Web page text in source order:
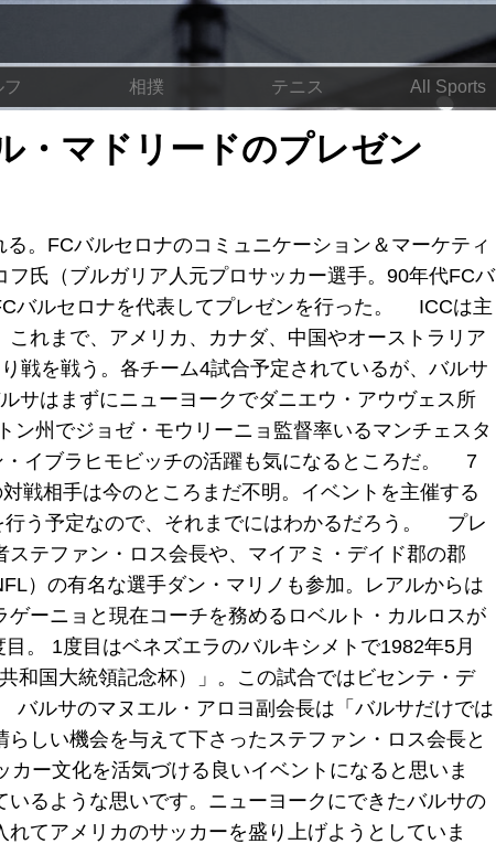
フ 相撲 テニス All Sports
マドリードのプレゼン
。FCバルセロナのコミュニケーション＆マーケティ
氏（ブルガリア人元プロサッカー選手。90年代FCバ
バルセロナを代表してプレゼンを行った。 ICCは主
れまで、アメリカ、カナダ、中国やオーストラリア
戦を戦う。各チーム4試合予定されているが、バルサ
はまずにニューヨークでダニエウ・アウヴェス所
州でジョゼ・モウリーニョ監督率いるマンチェスタ
・イブラヒモビッチの活躍も気になるところだ。 7
戦相手は今のところまだ不明。イベントを主催する
行う予定なので、それまでにはわかるだろう。 プレ
テファン・ロス会長や、マイアミ・デイド郡の郡
）の有名な選手ダン・マリノも参加。レアルからは
ーニョと現在コーチを務めるロベルト・カルロスが
。 1度目はベネズエラのバルキシメトで1982年5月
和国大統領記念杯）」。この試合ではビセンテ・デ
ルサのマヌエル・アロヨ副会長は「バルサだけでは
しい機会を与えて下さったステファン・ロス会長と
カー文化を活気づける良いイベントになると思いま
るような思いです。ニューヨークにできたバルサの
てアメリカのサッカーを盛り上げようとしていま